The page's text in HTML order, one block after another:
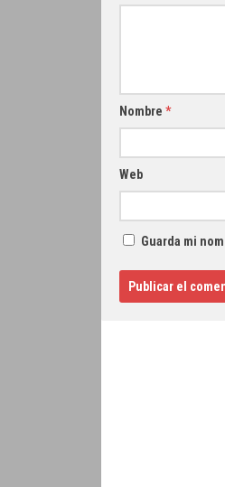
Nombre *
Web
Guarda mi